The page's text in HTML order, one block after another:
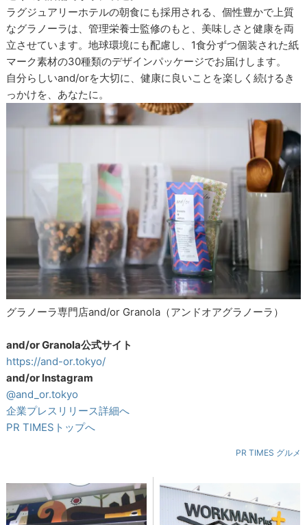
ラグジュアリーホテルの朝食にも採用される、個性豊かで上質
なグラノーラは、管理栄養士監修のもと、美味しさと健康を両
立させています。地球環境にも配慮し、1食分ずつ個装された紙
マーク素材の30種類のデザインパッケージでお届けします。
自分らしいand/orを大切に、健康に良いことを楽しく続けるき
っかけを、あなたに。
グラノーラ専門店and/or Granola（アンドオアグラノーラ）
and/or Granola公式サイト
https://and-or.tokyo/
and/or Instagram
@and_or.tokyo
企業プレスリリース詳細へ
PR TIMESトップへ
PR TIMES グルメ